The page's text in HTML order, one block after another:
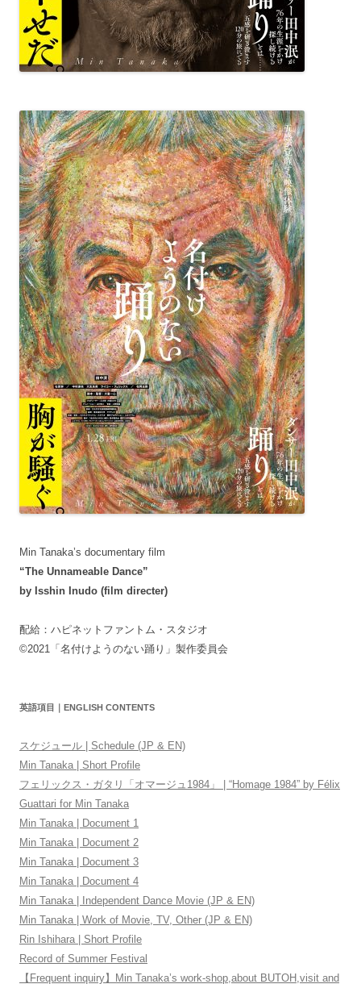
Min Tanaka’s documentary film
“The Unnameable Dance”
by Isshin Inudo (film directer)
配給：ハピネットファントム・スタジオ
©2021「名付けようのない踊り」製作委員会
英語項目｜ENGLISH CONTENTS
スケジュール | Schedule (JP & EN)
Min Tanaka | Short Profile
フェリックス・ガタリ「オマージュ1984」 | “Homage 1984” by Félix
Guattari for Min Tanaka
Min Tanaka | Document 1
Min Tanaka | Document 2
Min Tanaka | Document 3
Min Tanaka | Document 4
Min Tanaka | Independent Dance Movie (JP & EN)
Min Tanaka | Work of Movie, TV, Other (JP & EN)
Rin Ishihara | Short Profile
Record of Summer Festival
【Frequent inquiry】Min Tanaka’s work-shop,about BUTOH,visit and